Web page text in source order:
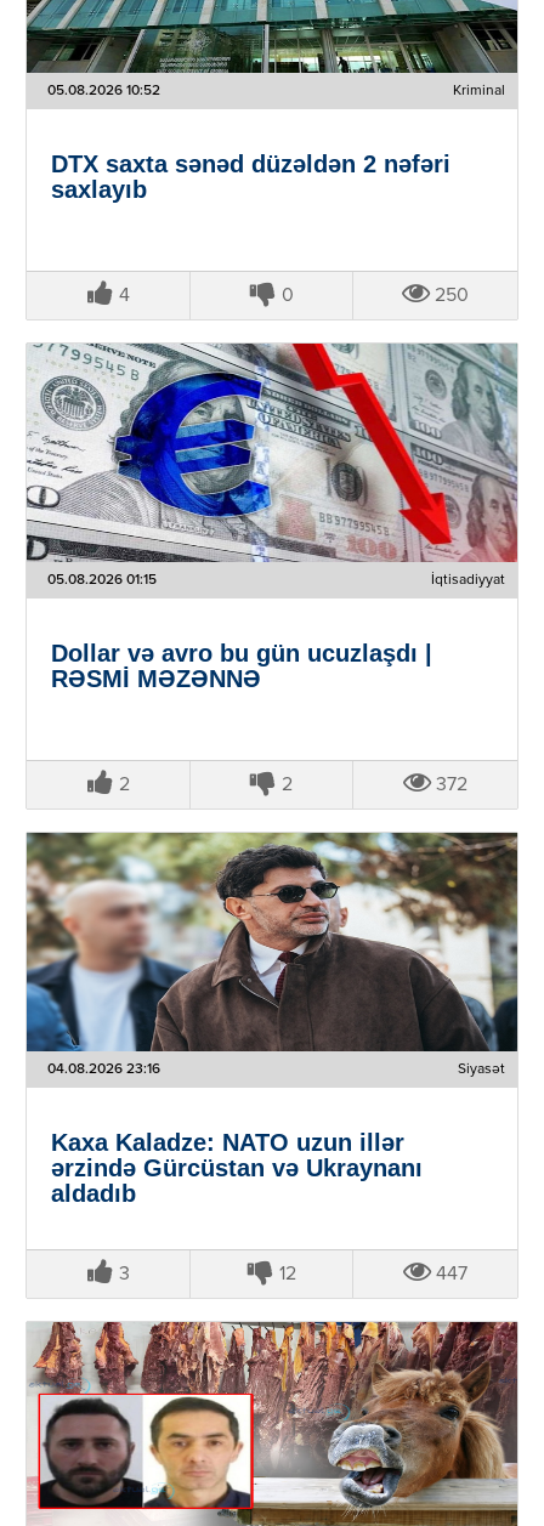
05.08.2026 10:52 Kriminal
DTX saxta sənəd düzəldən 2 nəfəri
saxlayıb
4 0 250
05.08.2026 01:15 İqtisadiyyat
Dollar və avro bu gün ucuzlaşdı |
RƏSMİ MƏZƏNNƏ
2 2 372
04.08.2026 23:16 Siyasət
Kaxa Kaladze: NATO uzun illər
ərzində Gürcüstan və Ukraynanı
aldadıb
3 12 447